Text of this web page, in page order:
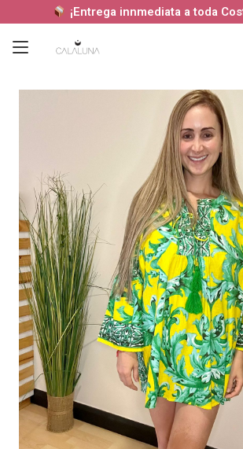
¡Entrega innmediata a toda